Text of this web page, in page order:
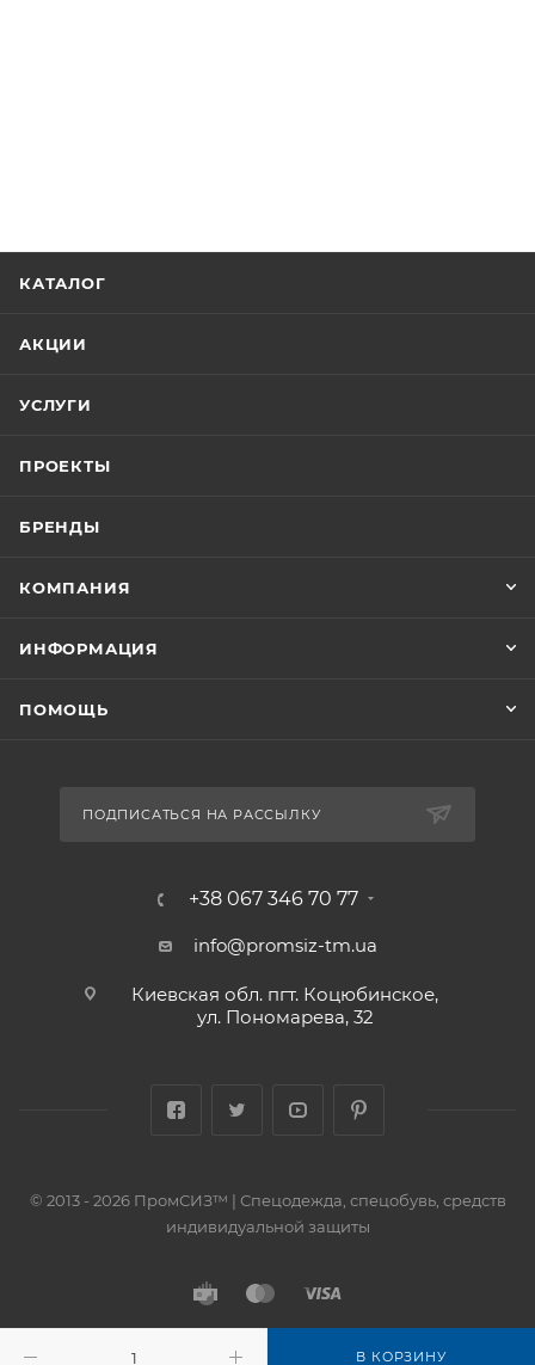
В КОРЗИНУ
КАТАЛОГ
АКЦИИ
УСЛУГИ
ПРОЕКТЫ
БРЕНДЫ
КОМПАНИЯ
ИНФОРМАЦИЯ
ПОМОЩЬ
ПОДПИСАТЬСЯ НА РАССЫЛКУ
+38 067 346 70 77
info@promsiz-tm.ua
Киевская обл. пгт. Коцюбинское,
ул. Пономарева, 32
© 2013 - 2026 ПромСИЗ™ | Спецодежда, спецобувь, средств
индивидуальной защиты